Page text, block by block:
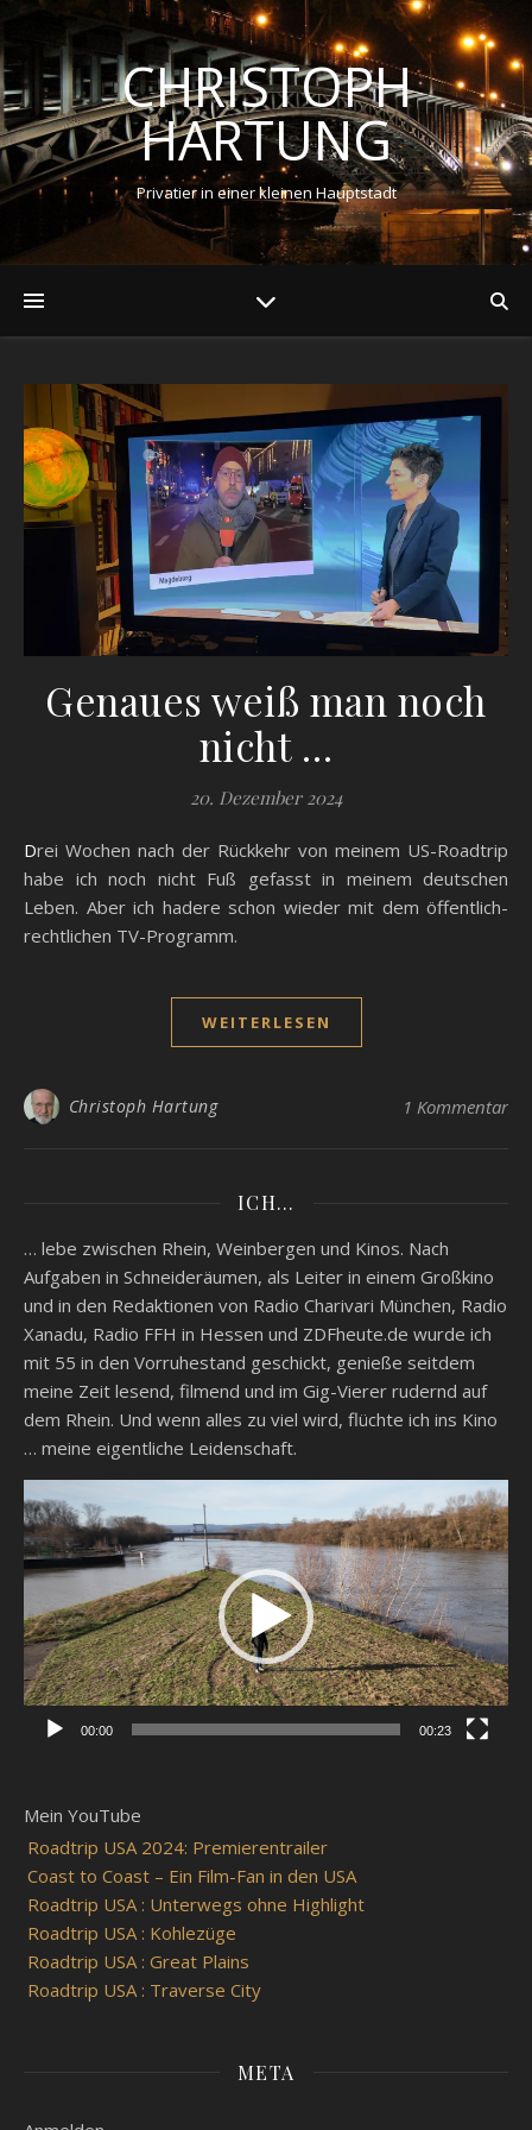
CHRISTOPH
HARTUNG
Privatier in einer kleinen Hauptstadt
Genaues weiß man noch
nicht …
20. Dezember 2024
Drei Wochen nach der Rückkehr von meinem US-Roadtrip
habe ich noch nicht Fuß gefasst in meinem deutschen
Leben. Aber ich hadere schon wieder mit dem öffentlich-
rechtlichen TV-Programm.
WEITERLESEN
Christoph Hartung 1 Kommentar
ICH…
… lebe zwischen Rhein, Weinbergen und Kinos. Nach
Aufgaben in Schneideräumen, als Leiter in einem Großkino
und in den Redaktionen von Radio Charivari München, Radio
Xanadu, Radio FFH in Hessen und ZDFheute.de wurde ich
mit 55 in den Vorruhestand geschickt, genieße seitdem
meine Zeit lesend, filmend und im Gig-Vierer rudernd auf
dem Rhein. Und wenn alles zu viel wird, flüchte ich ins Kino
… meine eigentliche Leidenschaft.
Video-
Player
00:00 00:23
Mein YouTube
Roadtrip USA 2024: Premierentrailer
Coast to Coast – Ein Film-Fan in den USA
Roadtrip USA : Unterwegs ohne Highlight
Roadtrip USA : Kohlezüge
Roadtrip USA : Great Plains
Roadtrip USA : Traverse City
META